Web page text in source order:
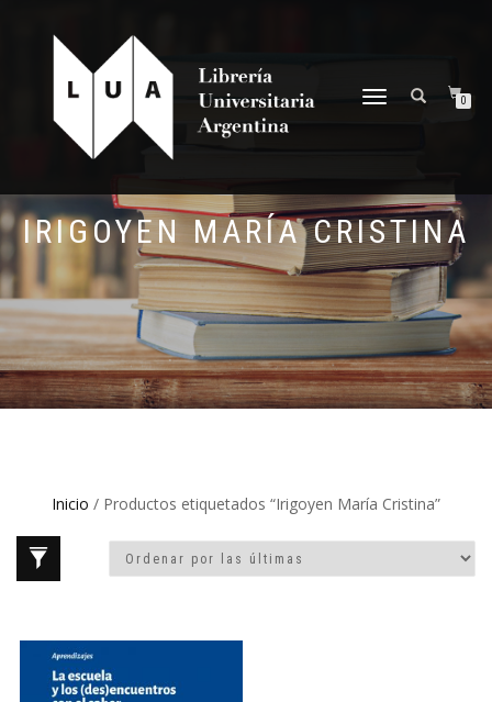
NAVEGACIÓN
0
IRIGOYEN MARÍA CRISTINA
Inicio / Productos etiquetados “Irigoyen María Cristina”